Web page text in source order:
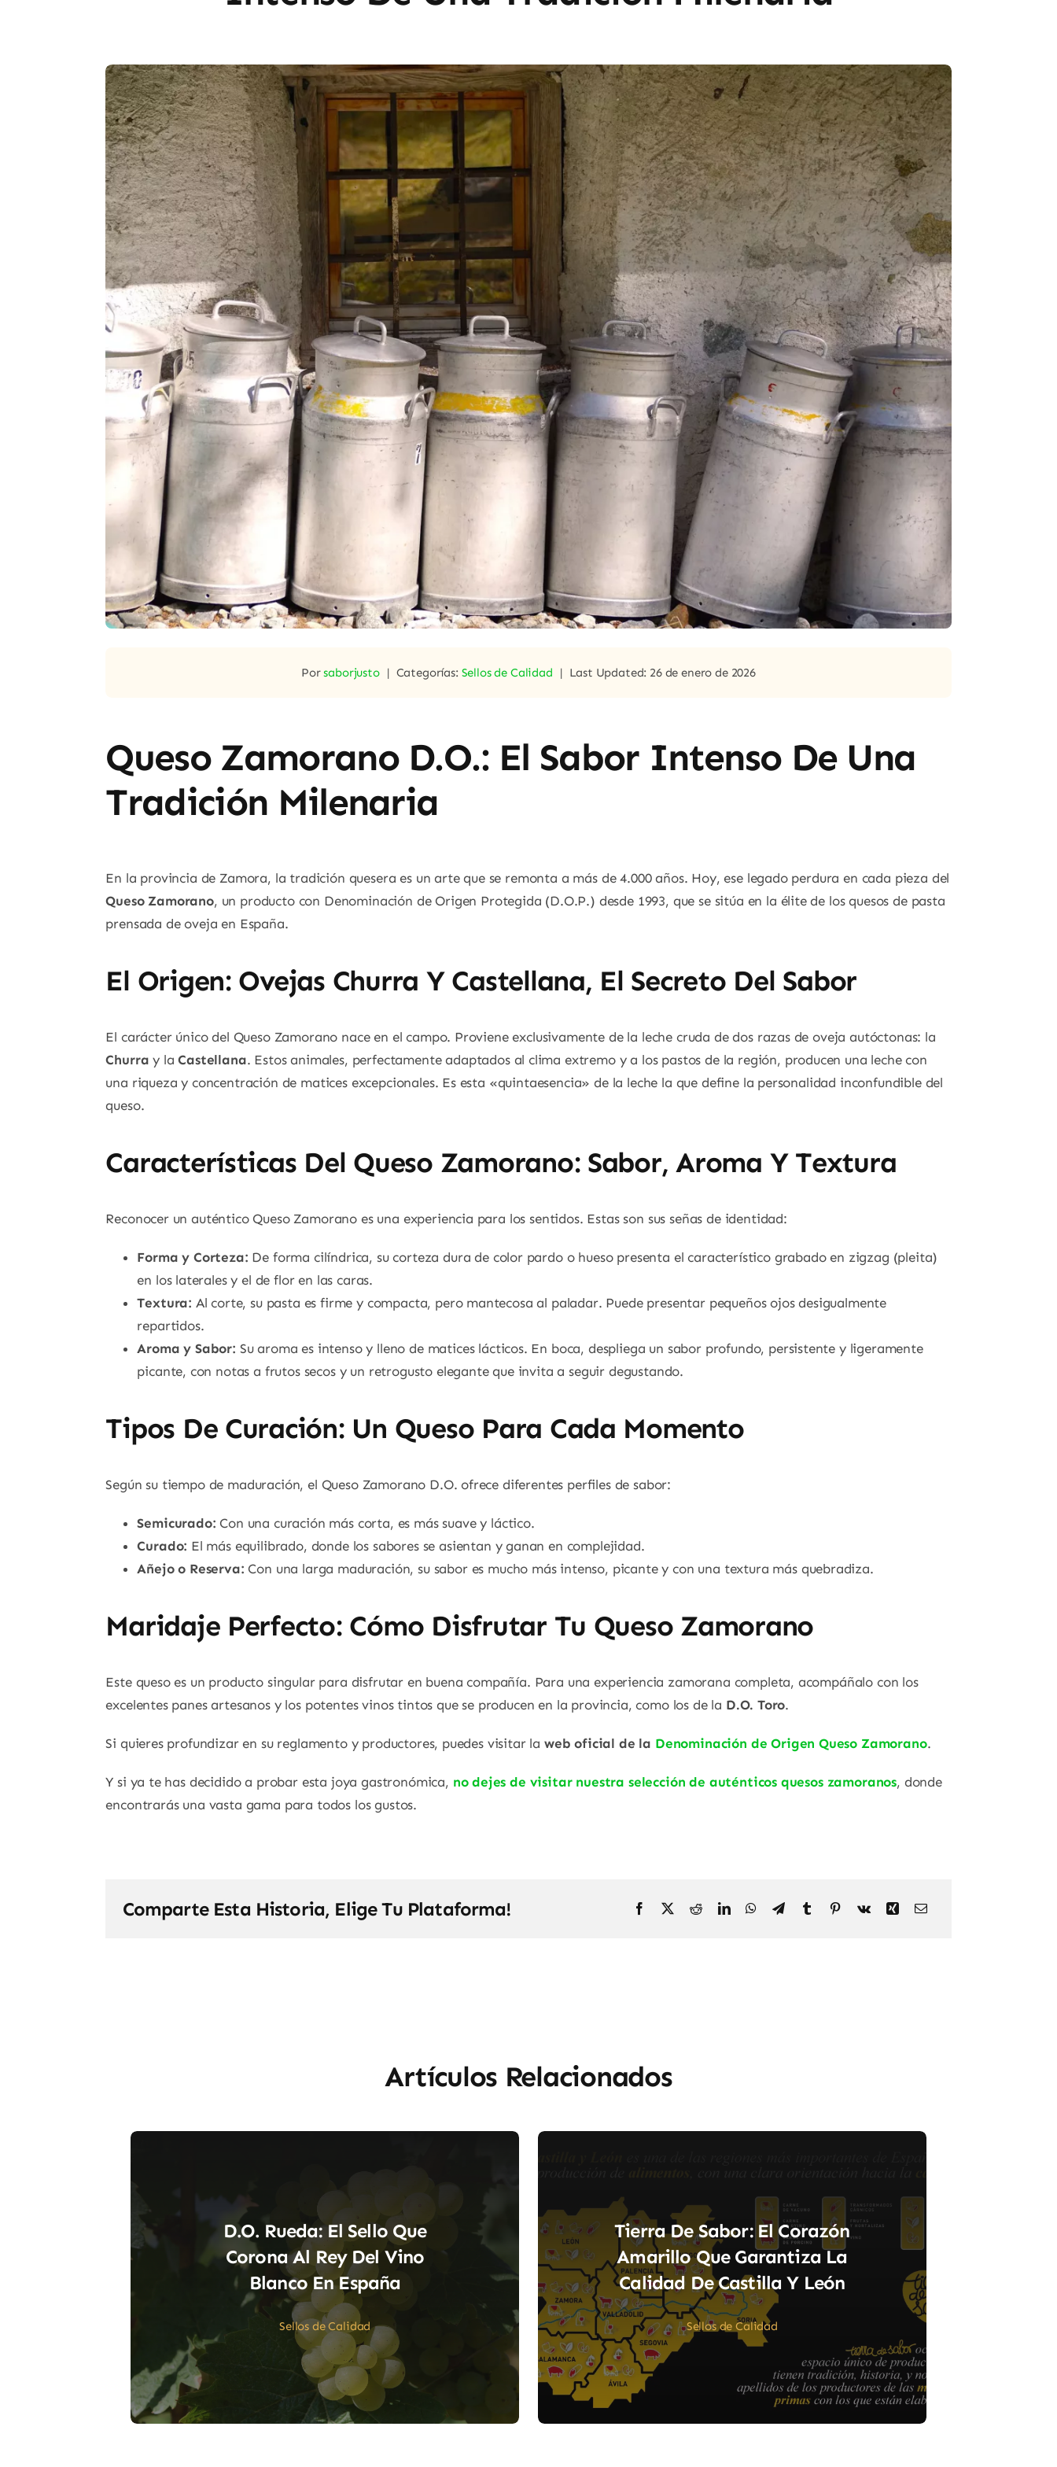
Porsaborjusto | Categorías: Sellos de Calidad | Last Updated: 26 de enero de 2026
Queso Zamorano D.O.: El Sabor Intenso De Una
Tradición Milenaria
En la provincia de Zamora, la tradición quesera es un arte que se remonta a más de 4.000 años. Hoy, ese legado perdura en cada pieza del
Queso Zamorano, un producto con Denominación de Origen Protegida (D.O.P.) desde 1993, que se sitúa en la élite de los quesos de pasta
prensada de oveja en España.
El Origen: Ovejas Churra Y Castellana, El Secreto Del Sabor
El carácter único del Queso Zamorano nace en el campo. Proviene exclusivamente de la leche cruda de dos razas de oveja autóctonas: la
Churra y laCastellana. Estos animales, perfectamente adaptados al clima extremo y a los pastos de la región, producen una leche con
una riqueza y concentración de matices excepcionales. Es esta «quintaesencia» de la leche la que define la personalidad inconfundible del
queso.
Características Del Queso Zamorano: Sabor, Aroma Y Textura
Reconocer un auténtico Queso Zamorano es una experiencia para los sentidos. Estas son sus señas de identidad:
Forma y Corteza: De forma cilíndrica, su corteza dura de color pardo o hueso presenta el característico grabado en zigzag (pleita)
en los laterales y el de flor en las caras.
Textura: Al corte, su pasta es firme y compacta, pero mantecosa al paladar. Puede presentar pequeños ojos desigualmente
repartidos.
Aroma y Sabor: Su aroma es intenso y lleno de matices lácticos. En boca, despliega un sabor profundo, persistente y ligeramente
picante, con notas a frutos secos y un retrogusto elegante que invita a seguir degustando.
Tipos De Curación: Un Queso Para Cada Momento
Según su tiempo de maduración, el Queso Zamorano D.O. ofrece diferentes perfiles de sabor:
Semicurado: Con una curación más corta, es más suave y láctico.
Curado: El más equilibrado, donde los sabores se asientan y ganan en complejidad.
Añejo o Reserva: Con una larga maduración, su sabor es mucho más intenso, picante y con una textura más quebradiza.
Maridaje Perfecto: Cómo Disfrutar Tu Queso Zamorano
Este queso es un producto singular para disfrutar en buena compañía. Para una experiencia zamorana completa, acompáñalo con los
excelentes panes artesanos y los potentes vinos tintos que se producen en la provincia, como los de la D.O. Toro.
Si quieres profundizar en su reglamento y productores, puedes visitar la web oficial de la Denominación de Origen Queso Zamorano.
Y si ya te has decidido a probar esta joya gastronómica, no dejes de visitar nuestra selección de auténticos quesos zamoranos, donde
encontrarás una vasta gama para todos los gustos.
Comparte Esta Historia, Elige Tu Plataforma!
Artículos Relacionados
D.O. Rueda: El Sello Que
Corona Al Rey Del Vino
Blanco En España
Sellos de Calidad
Tierra De Sabor: El Corazón
Amarillo Que Garantiza La
Calidad De Castilla Y León
Sellos de Calidad